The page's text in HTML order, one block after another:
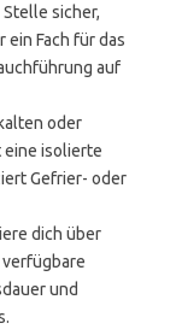
Stelle sicher,
ein Fach für das
auf
oder
eine isolierte
Gefrier- oder
dich über
und